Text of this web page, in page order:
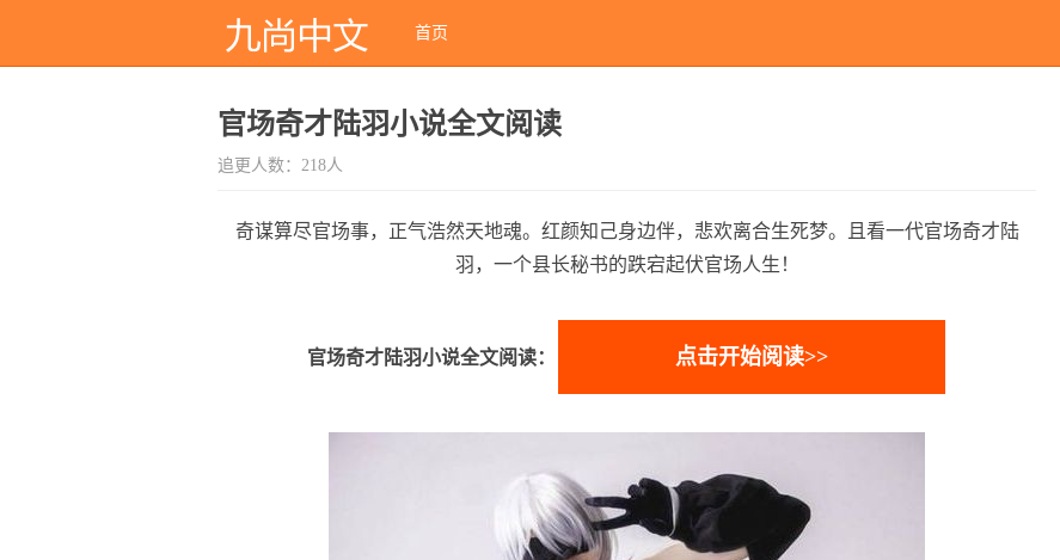
首页
官场奇才陆羽小说全文阅读
追更人数：218人
奇谋算尽官场事，正气浩然天地魂。红颜知己身边伴，悲欢离合生死梦。且看一代官场奇才陆
羽，一个县长秘书的跌宕起伏官场人生！
官场奇才陆羽小说全文阅读： 点击开始阅读>>